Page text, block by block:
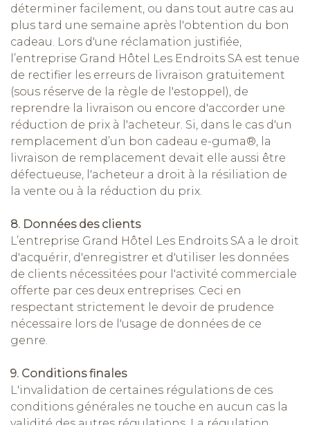
déterminer facilement, ou dans tout autre cas au
plus tard une semaine après l'obtention du bon
cadeau. Lors d'une réclamation justifiée,
l’entreprise Grand Hôtel Les Endroits SA est tenue
de rectifier les erreurs de livraison gratuitement
(sous réserve de la règle de l'estoppel), de
reprendre la livraison ou encore d'accorder une
réduction de prix à l'acheteur. Si, dans le cas d'un
remplacement d’un bon cadeau e-guma®, la
livraison de remplacement devait elle aussi être
défectueuse, l'acheteur a droit à la résiliation de
la vente ou à la réduction du prix.
8. Données des clients
L’entreprise Grand Hôtel Les Endroits SA a le droit
d'acquérir, d'enregistrer et d'utiliser les données
de clients nécessitées pour l'activité commerciale
offerte par ces deux entreprises. Ceci en
respectant strictement le devoir de prudence
nécessaire lors de l'usage de données de ce
genre.
9. Conditions finales
L'invalidation de certaines régulations de ces
conditions générales ne touche en aucun cas la